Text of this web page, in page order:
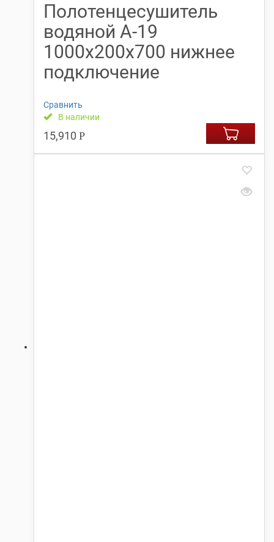
Полотенцесушитель
водяной А-19
1000x200x700 нижнее
подключение
Сравнить
В наличии
15,910 Р